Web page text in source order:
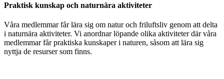
Praktisk kunskap och naturnära aktiviteter
Våra medlemmar får lära sig om natur och friluftsliv genom att delta
i naturnära aktiviteter. Vi anordnar löpande olika aktiviteter där våra
medlemmar får praktiska kunskaper i naturen, såsom att lära sig
nyttja de resurser som finns.